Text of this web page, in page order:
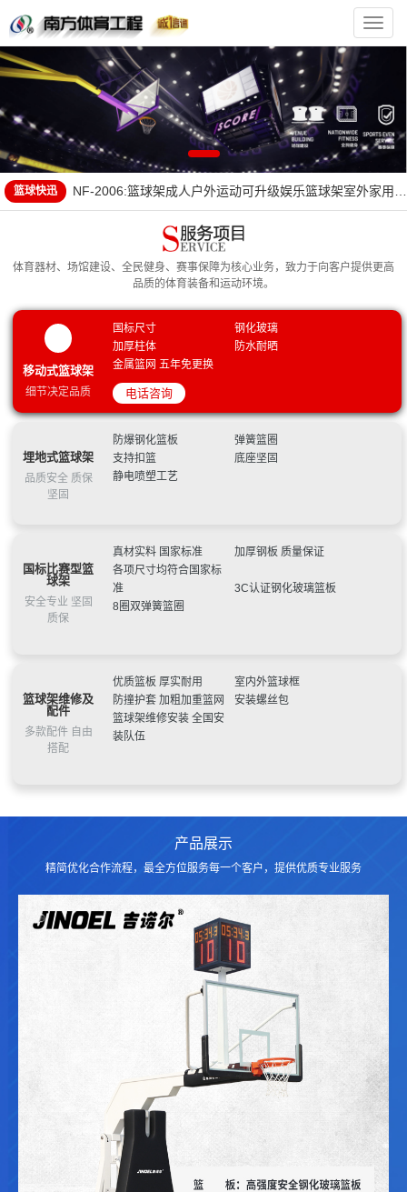
南
方
体
站
篮球快迅
联系方式
公司简介
获奖证书--广东省学生体育艺术联合会|广东省青少年训练竞
赛中心
营业执照
NF-2006:篮球架成人户外运动可升级娱乐篮球架室外家用地
埋款篮球框儿童青少年学校室内篮球架子 地埋升降款篮球架
NF-3001:金陵体育标准成人比赛篮球架室内外移动式单臂篮
球架YDJ-2B/11221
NF-4005:比赛篮球框 弹簧篮圈 弹性篮球框 加厚实心篮球框
标准篮球框篮圈
NF-3003:金陵篮球架户外儿童青少年家用可升降地埋式中小
学生篮球架ZXJ-3
NF-1001：移动式篮球架（架户外成人学校家用训练比赛均
可）标准室外可升降落地式篮球架-多种配置可选
NF-3005:金陵篮球架户外成人电动标准可移动式室内篮球架
室外款YDJ-2B可定制
NF-4008:篮球架翻新刷漆维修更换架子更换篮板更换篮圈篮
球场划线
NF-3002:金陵体育篮球架可升降青少年儿童室内移动户外家
用小孩训练WXJ-1
广西机电设备招标有限公司关于2022年市级为民办实事全民
健身路径器材采购（GLZC2022-J1-990572-JDZB）成交结
果公告
邻水县教育科技和体育局南城学校等学校设施设备采购项目
中标（成交）结果公告
星奥体育 户外篮球架 移动式标准篮球架 固定式篮球架 户外
训练篮球架厂家
大庆市萨尔图区教育局翔宇未来学校音乐室、体育室、美术
室设备采购竞争性谈判公告
青岛市体育局2022年更新新建项目(市北区、李沧区、崂山
区、城阳区)中标公告
星阳 江门篮球架 户外成人标准移动带轮凹箱平箱篮球架厂
联系方式
获奖证书--广东省学生体育艺术联合会|广东省青少年训练竞
NF-2006:篮球架成人户外运动可升级娱乐篮球架室外家用地
埋款篮球框儿童青少年学校室内篮球架子 地埋升降款篮球架
NF-3001:金陵体育标准成人比赛篮球架室内外移动式单臂篮
球架YDJ-2B/11221
NF-4005:比赛篮球框 弹簧篮圈 弹性篮球框 加厚实心篮球框
标准篮球框篮圈
NF-3003:金陵篮球架户外儿童青少年家用可升降地埋式中小
学生篮球架ZXJ-3
NF-1001：移动式篮球架（架户外成人学校家用训练比赛均
可）标准室外可升降落地式篮球架-多种配置可选
NF-3005:金陵篮球架户外成人电动标准可移动式室内篮球架
室外款YDJ-2B可定制
NF-4008:篮球架翻新刷漆维修更换架子更换篮板更换篮圈篮
球场划线
NF-3002:金陵体育篮球架可升降青少年儿童室内移动户外家
用小孩训练WXJ-1
广西机电设备招标有限公司关于2022年市级为民办实事全民
训练篮球架厂家
大庆市萨尔图区教育局翔宇未来学校音乐室、体育室、美术
室设备采购竞争性谈判公告
青岛市体育局2022年更新新建项目(市北区、李沧区、崂山
区、城阳区)中标公告
星阳 江门篮球架 户外成人标准移动带轮凹箱平箱篮球架厂
体育器材、场馆建设、全民健身、赛事保障为核心业务，致力于向客户提供更高
品质的体育装备和运动环境。
移动式篮球架
细节决定品质
国标尺寸
钢化玻璃
加厚柱体
防水耐晒
金属篮网 五年免更换
电话咨询
埋地式篮球架
品质安全 质保
坚固
防爆钢化篮板
弹簧篮圈
支持扣篮
底座坚固
静电喷塑工艺
国标比赛型篮
球架
安全专业 坚固
质保
真材实料 国家标准
加厚钢板 质量保证
各项尺寸均符合国家标
准
3C认证钢化玻璃篮板
8圈双弹簧篮圈
篮球架维修及
配件
多款配件 自由
搭配
优质篮板 厚实耐用
室内外篮球框
防撞护套 加粗加重篮网
安装螺丝包
篮球架维修安装 全国安
装队伍
产品展示
精简优化合作流程，最全方位服务每一个客户，提供优质专业服务